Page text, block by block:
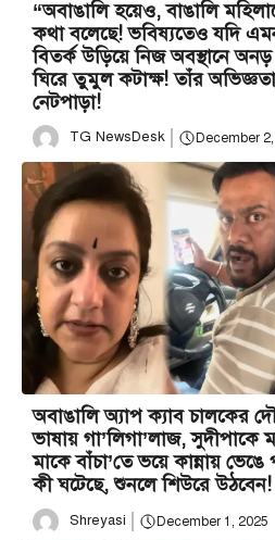
“অবাঙালি হয়েও, বাঙালি
কথা বলেছে! ভবিষ্যতেও যদি
বিতর্ক উড়িয়ে নিজ অবস্থানে
ঘিরে তুমুল কটাক্ষ! তাঁর
নেটপাড়া!
TG NewsDesk December
অবাঙালি অ্যাপ ক্যাব চালকের
ভাষায় গা’লিগা’লাজ, সুদীপাকে
মাকে বাঁচা’তে ভয়ে কান্নায়
কী ঘটেছে, শুনলে শিউরে উঠবেন!
Shreyasi December 1, 2025